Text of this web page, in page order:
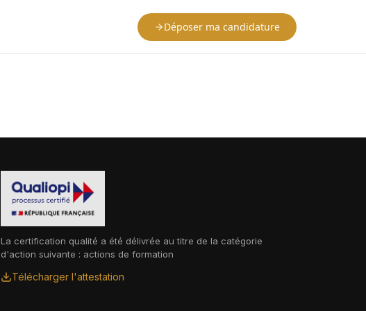
Déposer ma candidature
La certification qualité a été délivrée au titre de la catégorie
d'action suivante : actions de formation
Télécharger l'attestation